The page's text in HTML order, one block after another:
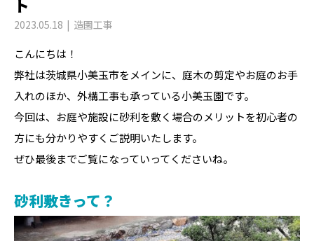
ト
2023.05.18 造園工事
こんにちは！
弊社は茨城県小美玉市をメインに、庭木の剪定やお庭のお手
入れのほか、外構工事も承っている小美玉園です。
今回は、お庭や施設に砂利を敷く場合のメリットを初心者の
方にも分かりやすくご説明いたします。
ぜひ最後までご覧になっていってくださいね。
砂利敷きって？